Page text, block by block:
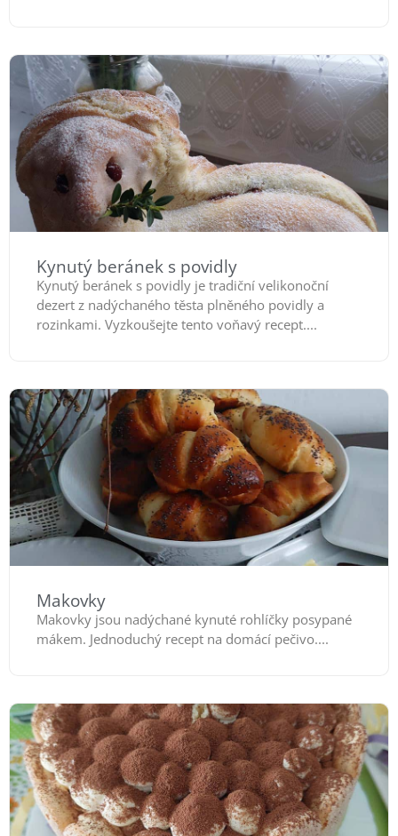
Kynutý beránek s povidly
Kynutý beránek s povidly je tradiční velikonoční
dezert z nadýchaného těsta plněného povidly a
rozinkami. Vyzkoušejte tento voňavý recept....
Makovky
Makovky jsou nadýchané kynuté rohlíčky posypané
mákem. Jednoduchý recept na domácí pečivo....